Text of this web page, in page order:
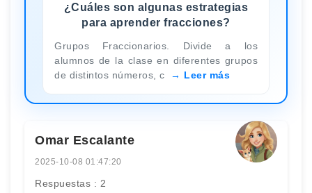
¿Cuáles son algunas estrategias
para aprender fracciones?
Grupos Fraccionarios. Divide a los
alumnos de la clase en diferentes grupos
de distintos números, c
Leer más
Omar Escalante
2025-10-08 01:47:20
Respuestas : 2